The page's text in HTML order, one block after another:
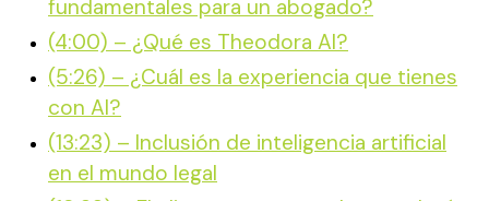
fundamentales para un abogado?
(4:00) – ¿Qué es Theodora AI?
(5:26) – ¿Cuál es la experiencia que tienes
con AI?
(13:23) – Inclusión de inteligencia artificial
en el mundo legal